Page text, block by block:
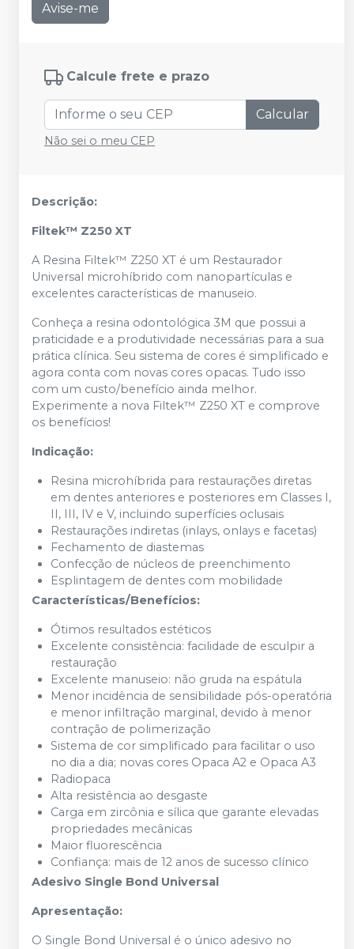
Avise-me
Calcule frete e prazo
Calcular
Não sei o meu CEP
Descrição:
Filtek™ Z250 XT
A Resina Filtek™ Z250 XT é um Restaurador
Universal microhíbrido com nanopartículas e
excelentes características de manuseio.
Conheça a resina odontológica 3M que possui a
praticidade e a produtividade necessárias para a sua
prática clínica. Seu sistema de cores é simplificado e
agora conta com novas cores opacas. Tudo isso
com um custo/benefício ainda melhor.
Experimente a nova Filtek™ Z250 XT e comprove
os benefícios!
Indicação:
Resina microhíbrida para restaurações diretas
em dentes anteriores e posteriores em Classes I,
II, III, IV e V, incluindo superfícies oclusais
Restaurações indiretas (inlays, onlays e facetas)
Fechamento de diastemas
Confecção de núcleos de preenchimento
Esplintagem de dentes com mobilidade
Características/Benefícios:
Ótimos resultados estéticos
Excelente consistência: facilidade de esculpir a
restauração
Excelente manuseio: não gruda na espátula
Menor incidência de sensibilidade pós-operatória
e menor infiltração marginal, devido à menor
contração de polimerização
Sistema de cor simplificado para facilitar o uso
no dia a dia; novas cores Opaca A2 e Opaca A3
Radiopaca
Alta resistência ao desgaste
Carga em zircônia e sílica que garante elevadas
propriedades mecânicas
Maior fluorescência
Confiança: mais de 12 anos de sucesso clínico
Adesivo Single Bond Universal
Apresentação:
O Single Bond Universal é o único adesivo no